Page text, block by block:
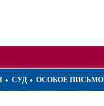
СУД ОСОБОЕ ПИСЬМО